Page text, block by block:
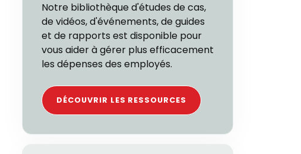
Notre bibliothèque d'études de cas,
de vidéos, d'événements, de guides
et de rapports est disponible pour
vous aider à gérer plus efficacement
les dépenses des employés.
DÉCOUVRIR LES RESSOURCES